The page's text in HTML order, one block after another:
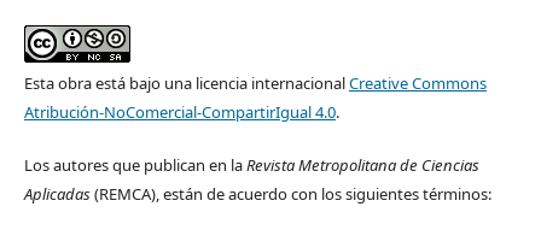
Esta obra está bajo una licencia internacionalCreative Commons
Atribución-NoComercial-CompartirIgual 4.0.
Los autores que publican en laRevista Metropolitana de Ciencias
Aplicadas(REMCA), están de acuerdo con los siguientes términos: